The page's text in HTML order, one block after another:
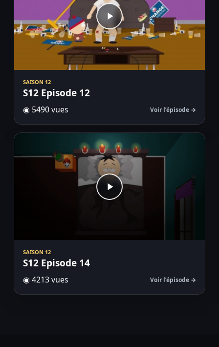
SAISON 12
S12 Episode 12
◉ 5490 vues Voir l’épisode →
SAISON 12
S12 Episode 14
◉ 4213 vues Voir l’épisode →